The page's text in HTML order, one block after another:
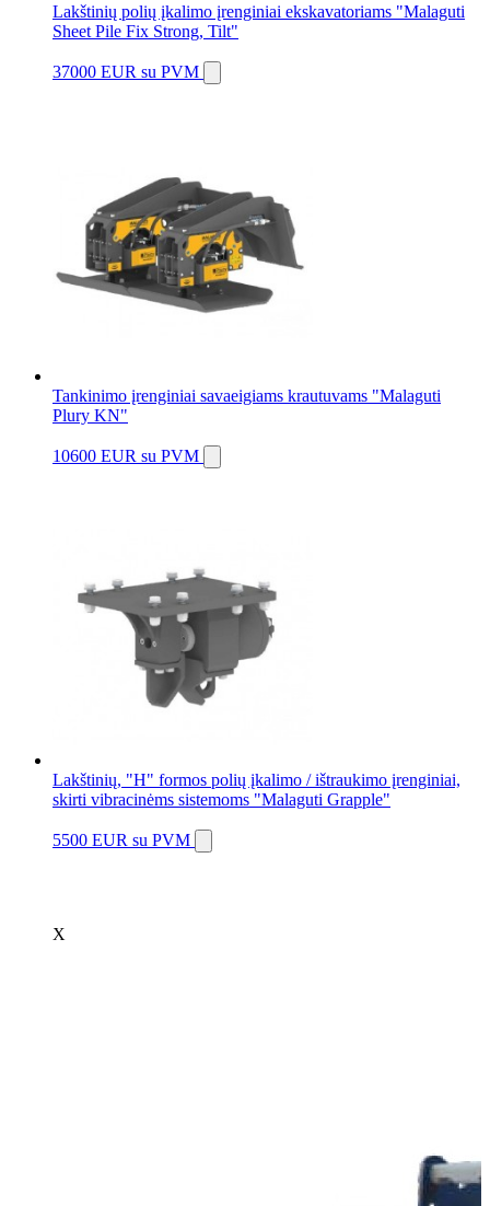
Lakštinių polių įkalimo įrenginiai ekskavatoriams "Malaguti
Sheet Pile Fix Strong, Tilt"
37000 EUR su PVM
Tankinimo įrenginiai savaeigiams krautuvams "Malaguti
Plury KN"
10600 EUR su PVM
Lakštinių, "H" formos polių įkalimo / ištraukimo įrenginiai,
skirti vibracinėms sistemoms "Malaguti Grapple"
5500 EUR su PVM
X